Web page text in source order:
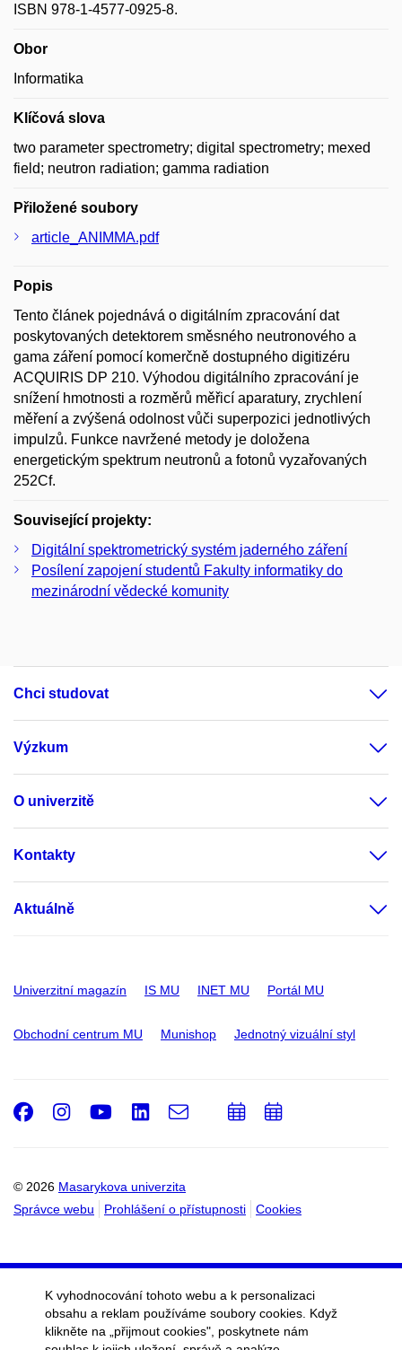
ISBN 978-1-4577-0925-8.
Obor
Informatika
Klíčová slova
two parameter spectrometry; digital spectrometry; mexed
field; neutron radiation; gamma radiation
Přiložené soubory
article_ANIMMA.pdf
Popis
Tento článek pojednává o digitálním zpracování dat
poskytovaných detektorem směsného neutronového a
gama záření pomocí komerčně dostupného digitizéru
ACQUIRIS DP 210. Výhodou digitálního zpracování je
snížení hmotnosti a rozměrů měřicí aparatury, zrychlení
měření a zvýšená odolnost vůči superpozici jednotlivých
impulzů. Funkce navržené metody je doložena
energetickým spektrum neutronů a fotonů vyzařovaných
252Cf.
Související projekty:
Digitální spektrometrický systém jaderného záření
Posílení zapojení studentů Fakulty informatiky do
mezinárodní vědecké komunity
Chci studovat
Výzkum
O univerzitě
Kontakty
Aktuálně
Univerzitní magazín IS MU INET MU Portál MU
Obchodní centrum MU Munishop Jednotný vizuální styl
© 2026 Masarykova univerzita
Správce webu
Prohlášení o přístupnosti Cookies
Facebook
Instagram
Youtube
LinkedIn
e-
Email
PřidatPřidat
K vyhodnocování tohoto webu a k personalizaci
obsahu a reklam používáme soubory cookies. Když
klikněte na „přijmout cookies", poskytnete nám